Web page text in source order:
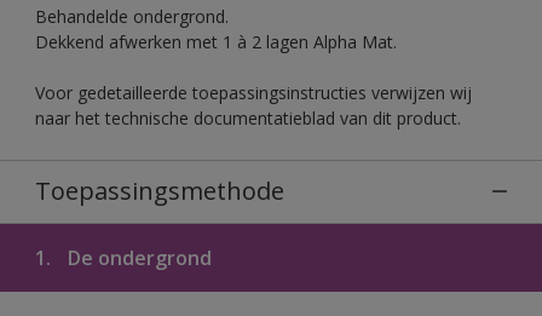
Behandelde ondergrond.
Dekkend afwerken met 1 à 2 lagen Alpha Mat.
Voor gedetailleerde toepassingsinstructies verwijzen wij
naar het technische documentatieblad van dit product.
Toepassingsmethode
1. De ondergrond